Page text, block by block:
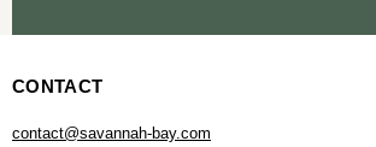
CONTACT
contact@savannah-bay.com